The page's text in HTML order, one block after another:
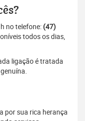
no telefone: (47)
todos os dias,
ligação é tratada
por sua rica herança